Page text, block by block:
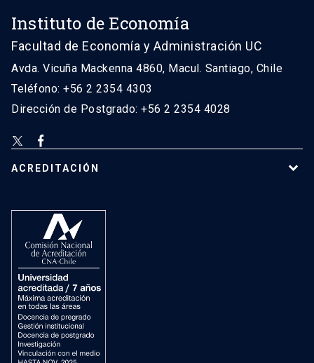
Instituto de Economía
Facultad de Economía y Administración UC
Avda. Vicuña Mackenna 4860, Macul. Santiago, Chile
Teléfono: +56 2 2354 4303
Dirección de Postgrado: +56 2 2354 4028
ACREDITACIÓN